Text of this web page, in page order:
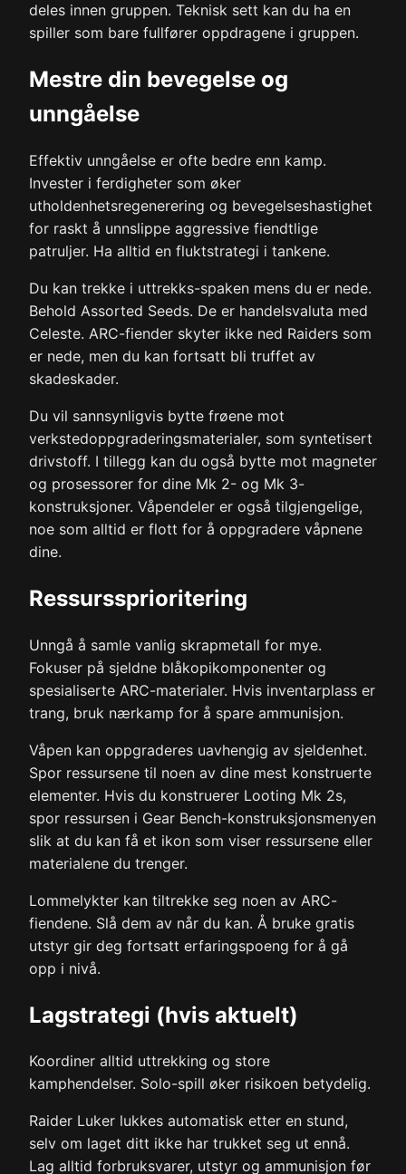
deles innen gruppen. Teknisk sett kan du ha en
spiller som bare fullfører oppdragene i gruppen.
Mestre din bevegelse og
unngåelse
Effektiv unngåelse er ofte bedre enn kamp.
Invester i ferdigheter som øker
utholdenhetsregenerering og bevegelseshastighet
for raskt å unnslippe aggressive fiendtlige
patruljer. Ha alltid en fluktstrategi i tankene.
Du kan trekke i uttrekks-spaken mens du er nede.
Behold Assorted Seeds. De er handelsvaluta med
Celeste. ARC-fiender skyter ikke ned Raiders som
er nede, men du kan fortsatt bli truffet av
skadeskader.
Du vil sannsynligvis bytte frøene mot
verkstedoppgraderingsmaterialer, som syntetisert
drivstoff. I tillegg kan du også bytte mot magneter
og prosessorer for dine Mk 2- og Mk 3-
konstruksjoner. Våpendeler er også tilgjengelige,
noe som alltid er flott for å oppgradere våpnene
dine.
Ressurssprioritering
Unngå å samle vanlig skrapmetall for mye.
Fokuser på sjeldne blåkopikomponenter og
spesialiserte ARC-materialer. Hvis inventarplass er
trang, bruk nærkamp for å spare ammunisjon.
Våpen kan oppgraderes uavhengig av sjeldenhet.
Spor ressursene til noen av dine mest konstruerte
elementer. Hvis du konstruerer Looting Mk 2s,
spor ressursen i Gear Bench-konstruksjonsmenyen
slik at du kan få et ikon som viser ressursene eller
materialene du trenger.
Lommelykter kan tiltrekke seg noen av ARC-
fiendene. Slå dem av når du kan. Å bruke gratis
utstyr gir deg fortsatt erfaringspoeng for å gå
opp i nivå.
Lagstrategi (hvis aktuelt)
Koordiner alltid uttrekking og store
kamphendelser. Solo-spill øker risikoen betydelig.
Raider Luker lukkes automatisk etter en stund,
selv om laget ditt ikke har trukket seg ut ennå.
Lag alltid forbruksvarer, utstyr og ammunisjon før